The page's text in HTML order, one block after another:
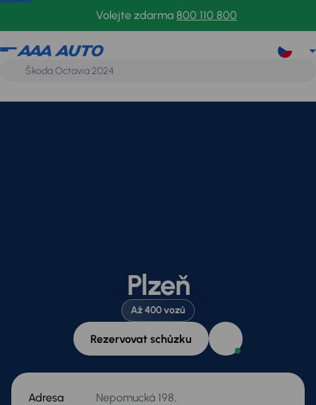
Volejte zdarma 800 110 800
Plzeň
Až 400 vozů
Rezervovat schůzku
Adresa
Nepomucká 198,